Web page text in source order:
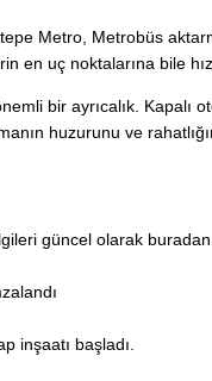
Metro, Metrobüs
uç noktalarına bile
bir ayrıcalık. Kapalı
huzurunu ve
güncel olarak
inşaatı başladı.